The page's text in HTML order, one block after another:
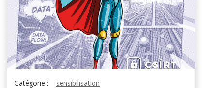
Catégorie :
sensibilisation